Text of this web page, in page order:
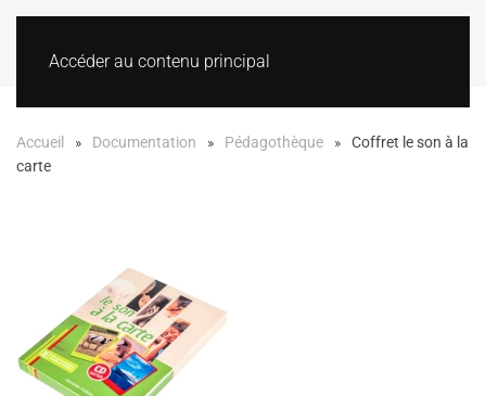
Accéder au contenu principal
Accueil Documentation Pédagothèque
Coffret le son à la
carte